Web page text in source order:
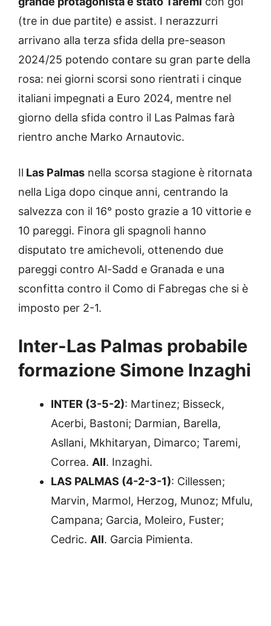
(tre in due partite) e assist. I nerazzurri
arrivano alla terza sfida della pre-season
2024/25 potendo contare su gran parte della
rosa: nei giorni scorsi sono rientrati i cinque
italiani impegnati a Euro 2024, mentre nel
giorno della sfida contro il Las Palmas farà
rientro anche Marko Arnautovic.
Il Las Palmas nella scorsa stagione è ritornata
nella Liga dopo cinque anni, centrando la
salvezza con il 16° posto grazie a 10 vittorie e
10 pareggi. Finora gli spagnoli hanno
disputato tre amichevoli, ottenendo due
pareggi contro Al-Sadd e Granada e una
sconfitta contro il Como di Fabregas che si è
imposto per 2-1.
Inter-Las Palmas probabile
formazione Simone Inzaghi
INTER (3-5-2): Martinez; Bisseck,
Acerbi, Bastoni; Darmian, Barella,
Asllani, Mkhitaryan, Dimarco; Taremi,
Correa. All. Inzaghi.
LAS PALMAS (4-2-3-1): Cillessen;
Marvin, Marmol, Herzog, Munoz; Mfulu,
Campana; Garcia, Moleiro, Fuster;
Cedric. All. Garcia Pimienta.